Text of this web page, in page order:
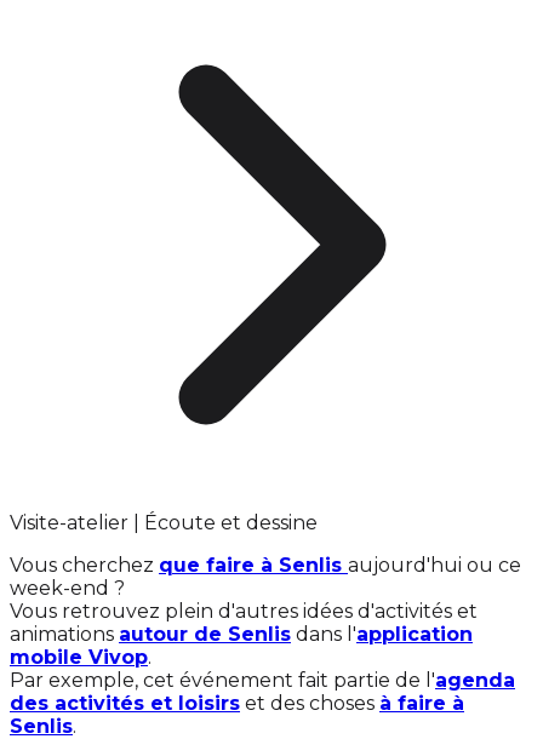
Visite-atelier | Écoute et dessine
Vous cherchez que faire à Senlis aujourd'hui ou ce
week-end ?
Vous retrouvez plein d'autres idées d'activités et
animations autour de Senlis dans l'application
mobile Vivop.
Par exemple, cet événement fait partie de l'agenda
des activités et loisirs et des choses à faire à
Senlis.